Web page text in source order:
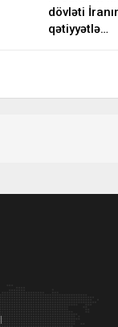
dövləti
qətiyyətlə…